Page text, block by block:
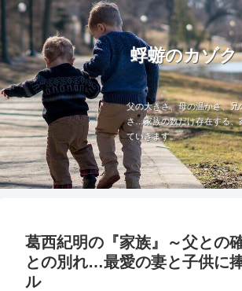
蜉蝣のカゾク
父の大きさ、母の温かさ、
さ…家族の数だけ存在する、
ていきます。
葛西紀明の『家族』～父との
との別れ…最愛の妻と子供に
ル